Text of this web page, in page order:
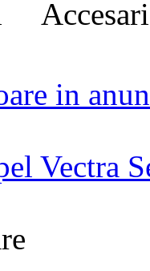
in
Vectra